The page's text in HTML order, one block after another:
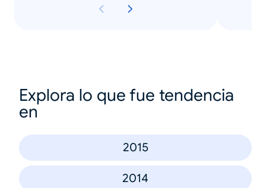
Explora lo que fue tendencia
en
2015
2014